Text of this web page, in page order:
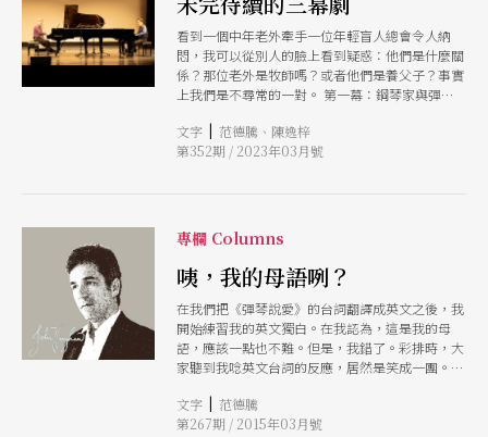
看到一個中年老外牽手一位年輕盲人總會令人納
悶，我可以從別人的臉上看到疑惑：他們是什麼關
係？那位老外是牧師嗎？或者他們是養父子？事實
上我們是不尋常的一對。 第一幕：鋼琴家與彈鋼
個早晨，我正吃著早餐，電話響了。在電話的那一
頭，是位鋼琴老師。 她說：范老師，我這邊有個
個問題：他是一生下來就看不見？他有上一般國小
嗎？他有導盲犬嗎？但是我的中文並不是很好，在
電話上溝通更是吃力，我還是等到見面時再來問這
些問題吧！）那可以星期六來嗎？ 星期六，當許
哲誠和媽媽來到我家後，我得到了答案：他一出生
就失明，他就讀一般國小基隆成功國小，他沒有導
盲犬！然後我們走進琴房。 他彈的第一首曲子是
蕭邦的幻想即興曲！這首曲子非常棘手，我很驚訝
的是他彈出來的音色。他彈的是我的琴，我其他學
生也彈一樣的琴，但是他彈出來的音色就是不一
文字 | 范德騰、陳逸梓
第352期 / 2023年03月號
專欄 Columns
咦，我的母語咧？
在我們把《彈琴說愛》的台詞翻譯成英文之後，我
開始練習我的英文獨白。在我認為，這是我的母
語，應該一點也不難。但是，我錯了。彩排時，大
家聽到我唸英文台詞的反應，居然是笑成一團。導
字。我真的沒注意到這一點，就像我當初在魁北克
講法文一樣。就在那時，我知道，我需要一股強大
文字 | 范德騰
第267期 / 2015年03月號